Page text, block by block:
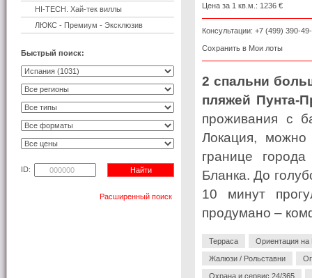
Цена за 1 кв.м.: 1236 €
Консультации: +7 (499) 390-
Сохранить в Мои лоты
2 спальни
пляжей Пунта-
проживания с
Локация, можно
границе
Бланка. До
10 минут
продумано –
Терраса Ориентация на
Жалюзи / Рольставни
Охрана и сервис 24/365
HI-TECH. Хай-тек виллы
ЛЮКС - Премиум - Эксклюзив
Быстрый поиск:
ID:
Расширенный поиск